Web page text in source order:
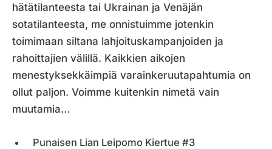
hätätilanteesta tai Ukrainan ja Venäjän
sotatilanteesta, me onnistuimme jotenkin
toimimaan siltana lahjoituskampanjoiden ja
rahoittajien välillä. Kaikkien aikojen
menestyksekkäimpiä varainkeruutapahtumia on
ollut paljon. Voimme kuitenkin nimetä vain
muutamia…
Punaisen Lian Leipomo Kiertue #3